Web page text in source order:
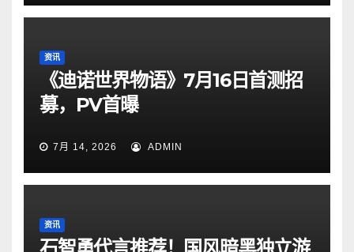
资讯
《迪诺世界物语》7月16日首测招
募，PV首曝
7月 14, 2026 ADMIN
资讯
石智勇代言推荐！国风暗黑独立游